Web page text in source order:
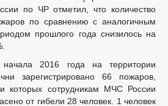
по ЧР отметил, что количество
по сравнению с аналогичным
прошлого года снизилось на
2016 года на территории
зарегистрировано 66 пожаров,
которых сотрудникам МЧС России
от гибели 28 человек. 1 человек